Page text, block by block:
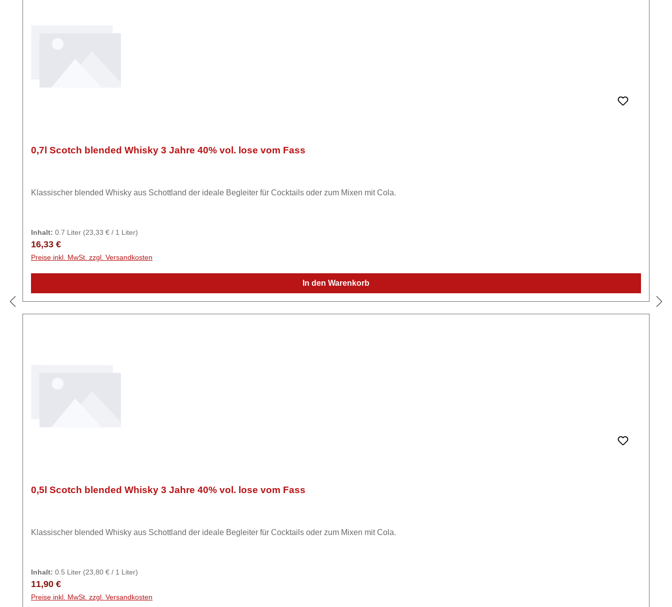
0,7l Scotch blended Whisky 3 Jahre 40% vol. lose vom Fass
Klassischer blended Whisky aus Schottland der ideale Begleiter für Cocktails oder zum Mixen mit Cola.
Inhalt: 0.7 Liter (23,33 € / 1 Liter)
Regulärer Preis:
16,33 €
Preise inkl. MwSt. zzgl. Versandkosten
In den Warenkorb
0,5l Scotch blended Whisky 3 Jahre 40% vol. lose vom Fass
Klassischer blended Whisky aus Schottland der ideale Begleiter für Cocktails oder zum Mixen mit Cola.
Inhalt: 0.5 Liter (23,80 € / 1 Liter)
Regulärer Preis:
11,90 €
Preise inkl. MwSt. zzgl. Versandkosten